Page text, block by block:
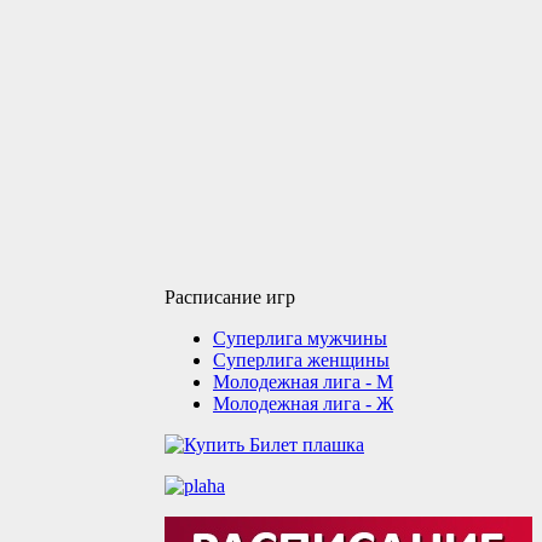
Расписание игр
Суперлига мужчины
Суперлига женщины
Молодежная лига - М
Молодежная лига - Ж